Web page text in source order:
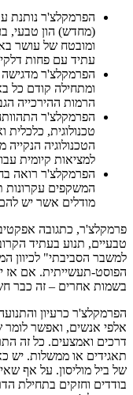
הפרמקלצ'ר נותנת
(מחדש) הון טבעי,
ומובטח של עושר
עתיד עם פחות
הפרמקלצ'ר
ומתחילה קודם כל
הרמות ההירכייה
הפרמקלצ'ר
טכנולוגית,
הטכנולוגיה
למציאות קיומית
הפרמקלצ'ר רואה
המשקפים עקרונות
מודלים אשר יש להם
פרמקלצ'ר, כתגובה
טבעיים, תנוע בעתיד
למשבר הסביבתי" לכיוון
הפוסט-תעשייתית. אם אז
בשמות אחרים – זה כבר
הפרמקלצ'ר כרעיון
אלפי אנשים, ואפשר לומר
דרכים ואמצעים. כל זה
תאגידים או ממשלות. יש
של ביל מוליסון. על אף
בודדים וחזקים בתחילת